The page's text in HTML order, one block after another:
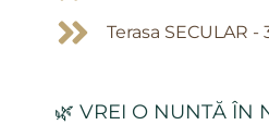
Terasa SECULAR
🌿 VREI O NUNTĂ ÎN